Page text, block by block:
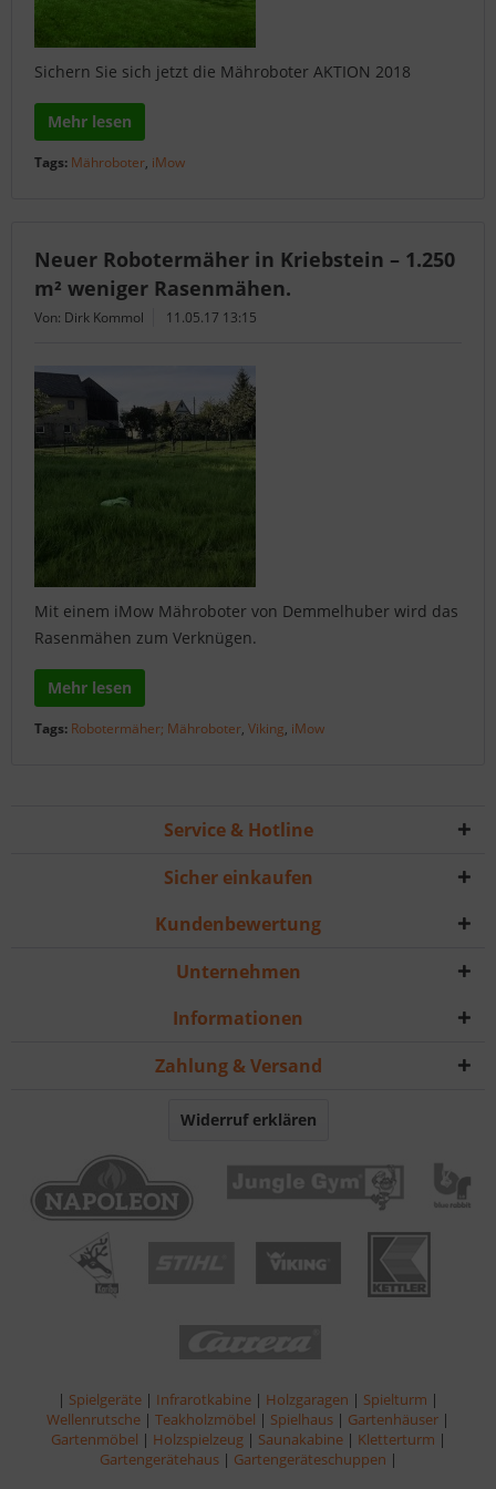
Sichern Sie sich jetzt die Mähroboter AKTION 2018
Mehr lesen
Tags: Mähroboter, iMow
Neuer Robotermäher in Kriebstein – 1.250
m² weniger Rasenmähen.
Von: Dirk Kommol 11.05.17 13:15
Mit einem iMow Mähroboter von Demmelhuber wird das
Rasenmähen zum Verknügen.
Mehr lesen
Tags: Robotermäher; Mähroboter, Viking, iMow
Service & Hotline
Sicher einkaufen
Kundenbewertung
Unternehmen
Informationen
Zahlung & Versand
Widerruf erklären
| Spielgeräte | Infrarotkabine | Holzgaragen | Spielturm |
Wellenrutsche | Teakholzmöbel | Spielhaus | Gartenhäuser |
Gartenmöbel | Holzspielzeug | Saunakabine | Kletterturm |
Gartengerätehaus | Gartengeräteschuppen |